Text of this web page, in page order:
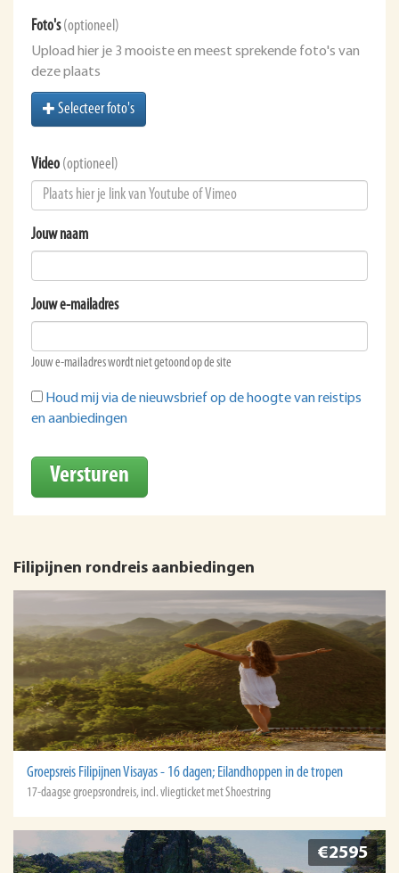
Foto's (optioneel)
Upload hier je 3 mooiste en meest sprekende foto's van
deze plaats
Selecteer foto's
Video (optioneel)
Jouw naam
Jouw e-mailadres
Jouw e-mailadres wordt niet getoond op de site
Houd mij via de nieuwsbrief op de hoogte van reistips
en aanbiedingen
Versturen
Filipijnen rondreis aanbiedingen
Groepsreis Filipijnen Visayas - 16 dagen; Eilandhoppen in de tropen
17-daagse groepsrondreis, incl. vliegticket met Shoestring
€2595